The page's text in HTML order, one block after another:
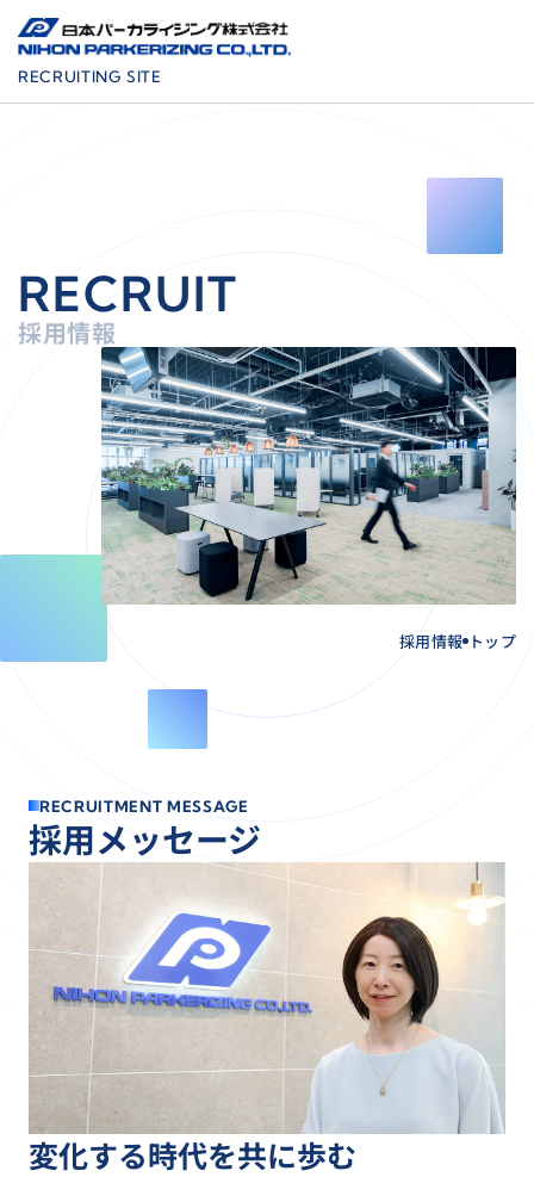
RECRUITING SITE
ENTRY
ABOUT
私たちについて
サステナビリティ
CHANGING WITH CHEMISTRY
あらゆる表面をカガクで変える
表面処理技術とは？
価値創造の現在地
PROJECT STORY
表面調整用前処理液（PL-X）の開発秘
医療用電気メスの開発
新総合技術研究所 建築プロジェクト
職種紹介・人材育成
福利厚生・各種制度
先輩社員のキャリア
RECRUITMENT
採用情報
採用情報
会社概要
会社概要
RECRUIT
採用情報
トップ
採用情報
RECRUITMENT MESSAGE
採用メッセージ
変化する時代を共に歩む